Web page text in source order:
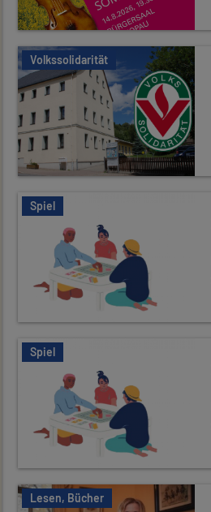
Volkssolidarität
Spiel
Spiel
Lesen, Bücher